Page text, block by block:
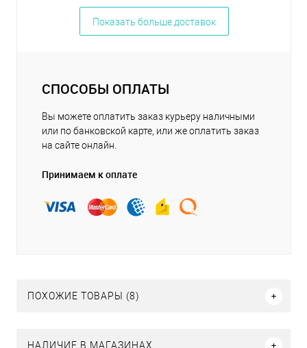
Показать больше доставок
СПОСОБЫ ОПЛАТЫ
Вы можете оплатить заказ курьеру наличными
или по банковской карте, или же оплатить заказ
на сайте онлайн.
Принимаем к оплате
ПОХОЖИЕ ТОВАРЫ (8)
НАЛИЧИЕ В МАГАЗИНАХ